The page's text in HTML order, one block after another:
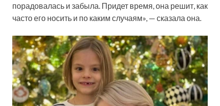
порадовалась и забыла. Придет время, она решит, как
часто его носить и по каким случаям», — сказала она.